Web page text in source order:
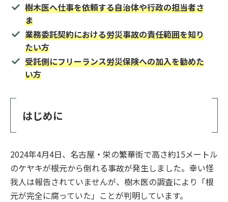
樹木医へ仕事を依頼する自治体や行政の担当者さ
ま
業務委託契約における労災事故の責任範囲を知り
たい方
受託側にフリーランス労災保険への加入を勧めた
い方
はじめに
2024年4月4日、名古屋・栄の繁華街で高さ約15メートル
のケヤキが根元から倒れる事故が発生しました。幸い怪
我人は報告されていませんが、樹木医の調査により「根
元が完全に腐っていた」ことが判明しています。